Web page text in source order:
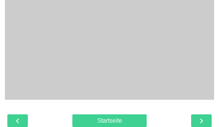
‹ ›
Startseite